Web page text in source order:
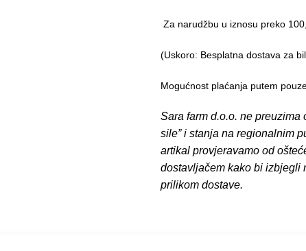
Za narudžbu u iznosu preko
(Uskoro: Besplatna dostava za
Mogućnost plaćanja putem
Sara farm d.o.o. ne
sile” i stanja na regionalnim
artikal provjeravamo od
dostavljačem kako bi izbjegli
prilikom dostave.